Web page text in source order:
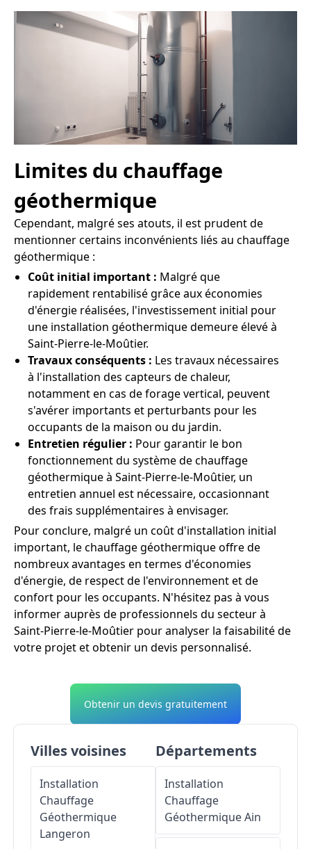
Limites du chauffage
géothermique
Cependant, malgré ses atouts, il est prudent de
mentionner certains inconvénients liés au chauffage
géothermique :
Coût initial important : Malgré que
rapidement rentabilisé grâce aux économies
d'énergie réalisées, l'investissement initial pour
une installation géothermique demeure élevé à
Saint-Pierre-le-Moûtier.
Travaux conséquents : Les travaux nécessaires
à l'installation des capteurs de chaleur,
notamment en cas de forage vertical, peuvent
s'avérer importants et perturbants pour les
occupants de la maison ou du jardin.
Entretien régulier : Pour garantir le bon
fonctionnement du système de chauffage
géothermique à Saint-Pierre-le-Moûtier, un
entretien annuel est nécessaire, occasionnant
des frais supplémentaires à envisager.
Pour conclure, malgré un coût d'installation initial
important, le chauffage géothermique offre de
nombreux avantages en termes d'économies
d'énergie, de respect de l'environnement et de
confort pour les occupants. N'hésitez pas à vous
informer auprès de professionnels du secteur à
Saint-Pierre-le-Moûtier pour analyser la faisabilité de
votre projet et obtenir un devis personnalisé.
Obtenir un devis gratuitement
Villes voisines
Installation
Chauffage
Géothermique
Langeron
Départements
Installation
Chauffage
GéothermiqueAin